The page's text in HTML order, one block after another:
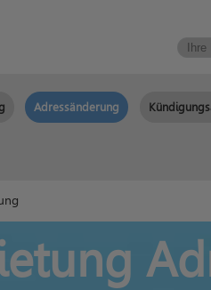
Adressänderung